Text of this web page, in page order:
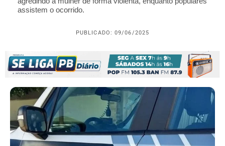
assistem o ocorrido.
PUBLICADO: 09/06/2025